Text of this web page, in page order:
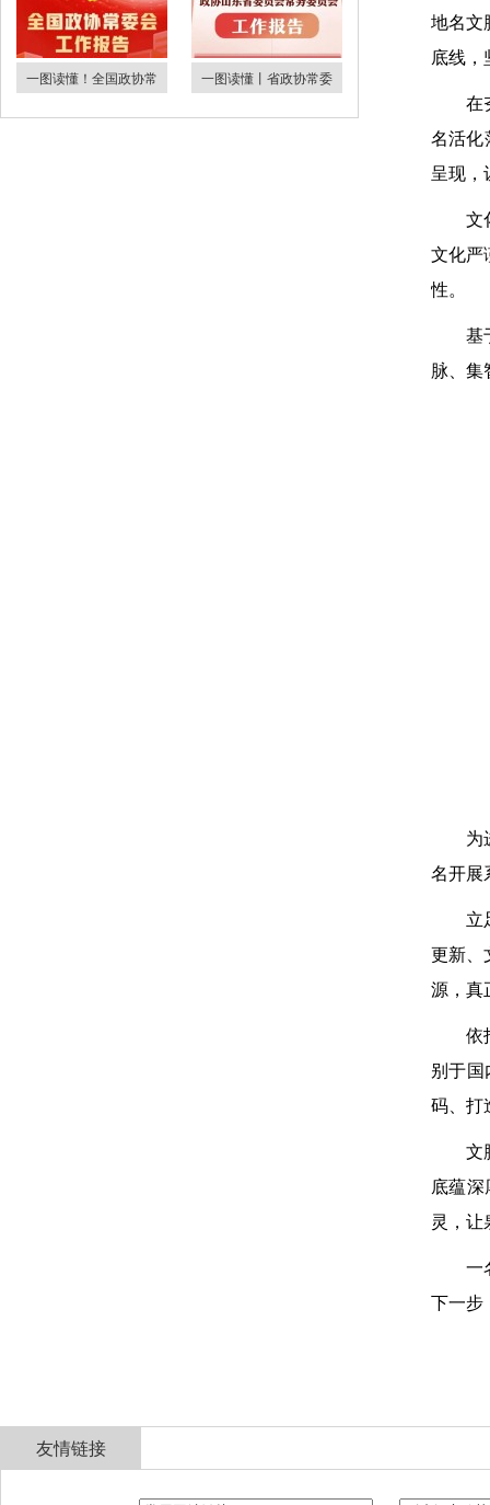
一图读懂！全国政协常 一图读懂丨省政协常委
地名文
底线，
在
名活化
呈现，
文
文化严
性。
基
脉、集
为
名开展
立
更新、
源，真
依
别于国
码、打
文
底蕴
灵，让
一
下一步
友情链接